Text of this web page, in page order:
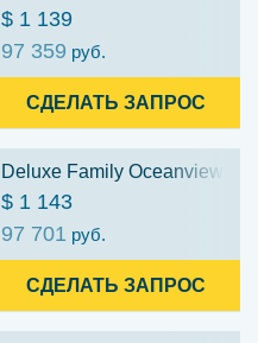
$ 1 139
97 359 руб.
СДЕЛАТЬ ЗАПРОС
Deluxe Family Oceanview
$ 1 143
97 701 руб.
СДЕЛАТЬ ЗАПРОС